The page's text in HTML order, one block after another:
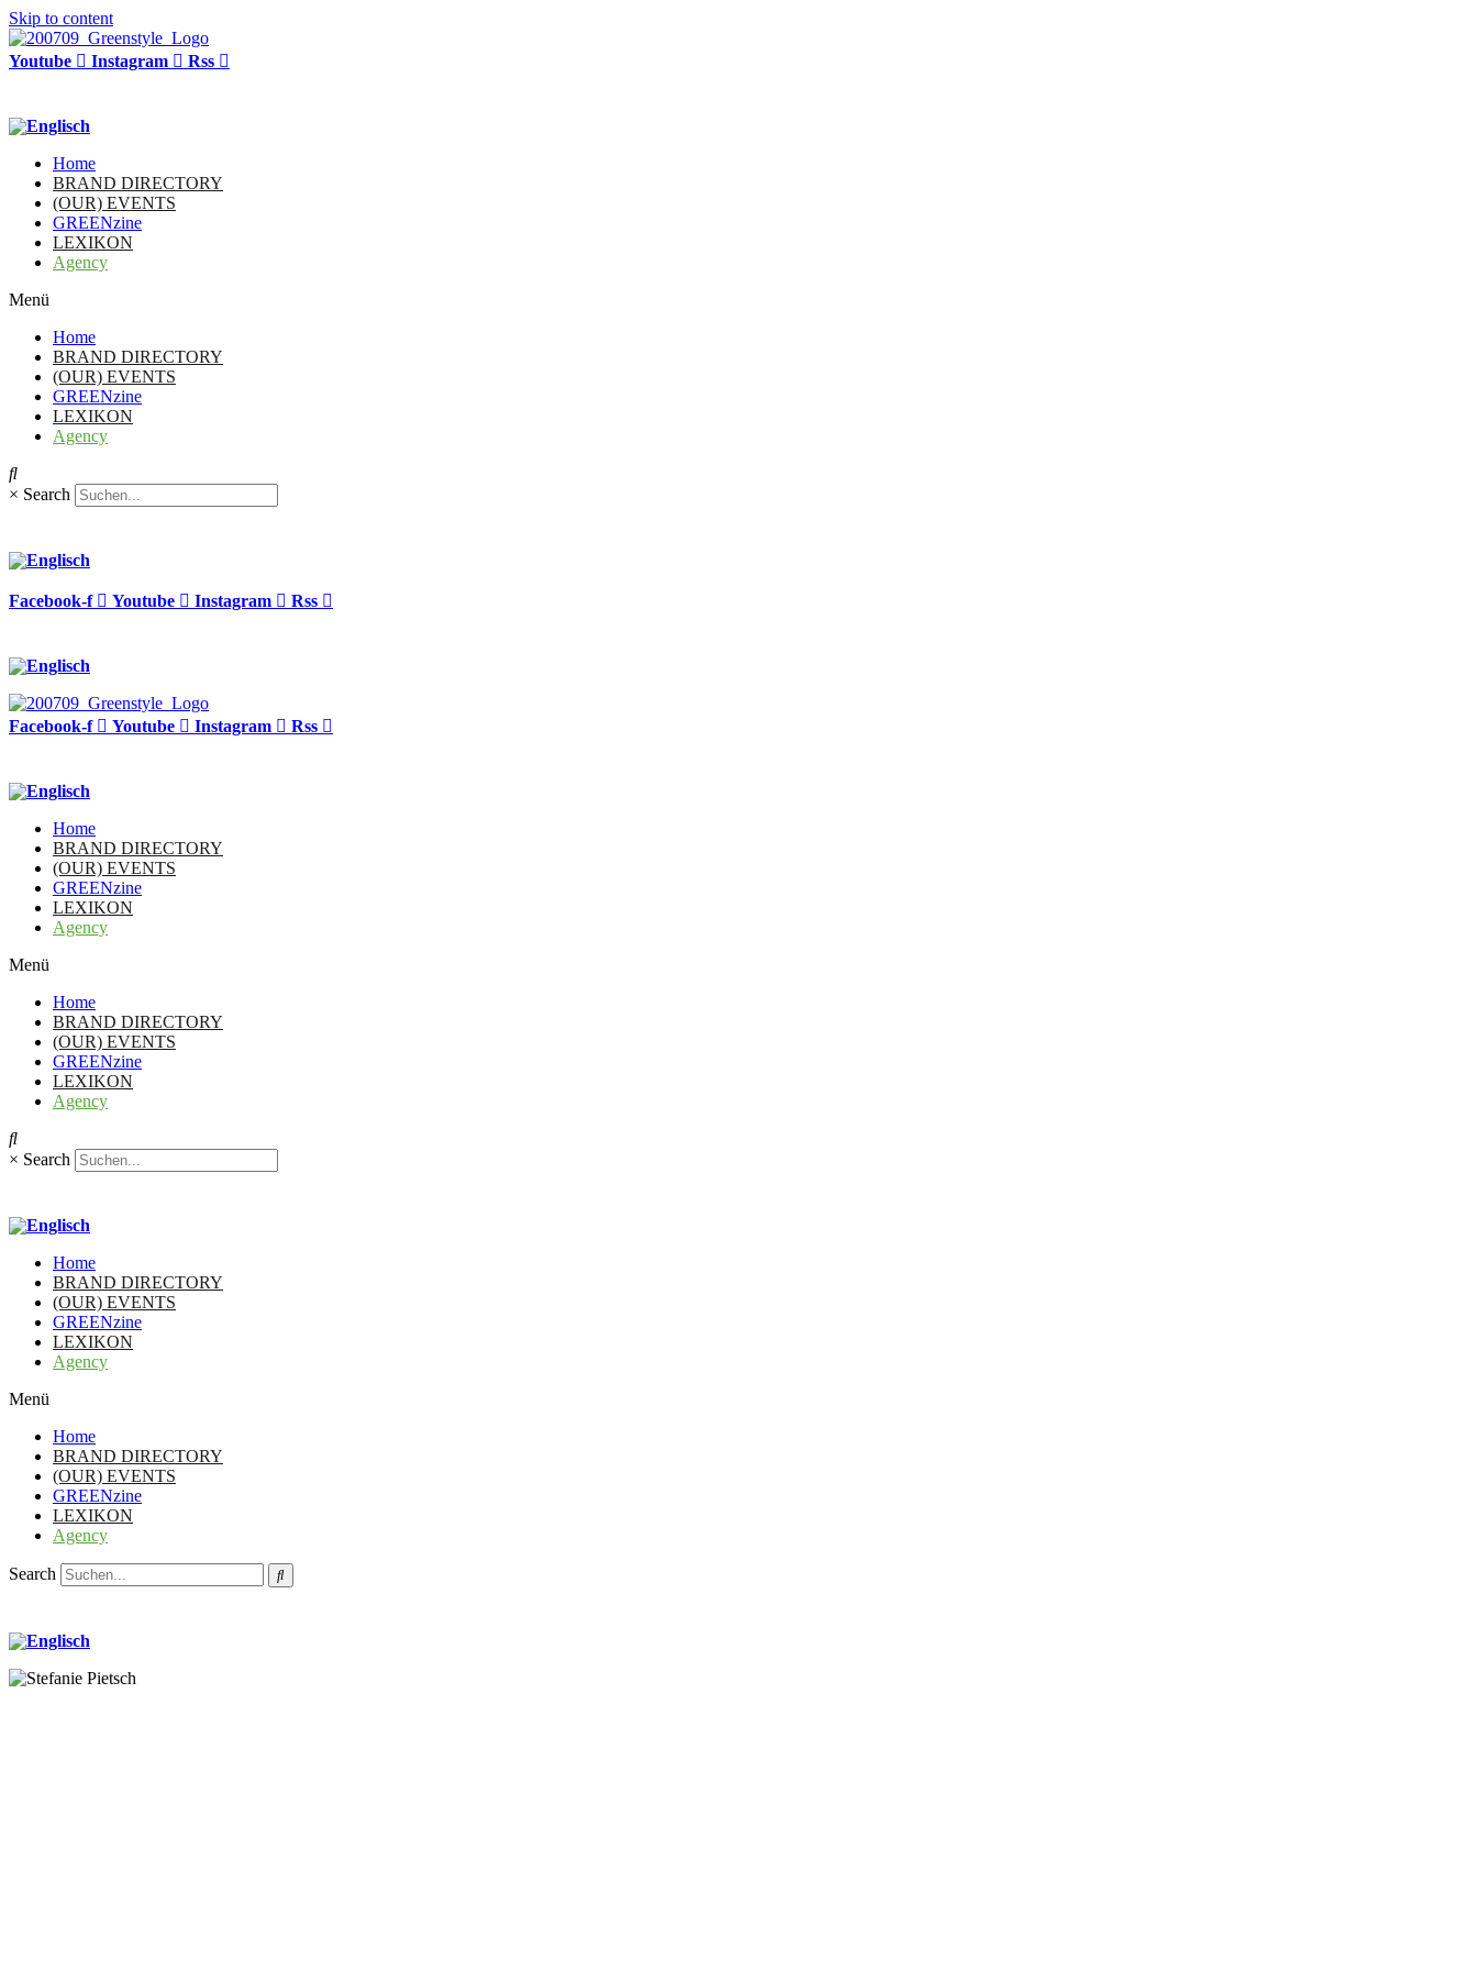
Skip to content
Youtube Instagram Rss
Home
BRAND DIRECTORY
(OUR) EVENTS
GREENzine
LEXIKON
Agency
Menü
Home
BRAND DIRECTORY
(OUR) EVENTS
GREENzine
LEXIKON
Agency
× Search
Facebook-f Youtube Instagram Rss
Facebook-f Youtube Instagram Rss
Home
BRAND DIRECTORY
(OUR) EVENTS
GREENzine
LEXIKON
Agency
Menü
Home
BRAND DIRECTORY
(OUR) EVENTS
GREENzine
LEXIKON
Agency
× Search
Home
BRAND DIRECTORY
(OUR) EVENTS
GREENzine
LEXIKON
Agency
Menü
Home
BRAND DIRECTORY
(OUR) EVENTS
GREENzine
LEXIKON
Agency
Search